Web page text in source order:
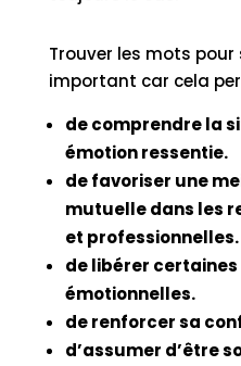
Trouver les mots pour
important car cela
de comprendre la
émotion ressentie.
de favoriser une
mutuelle dans les
et professionnelles.
de libérer certaines
émotionnelles.
de renforcer sa
d’assumer d’être